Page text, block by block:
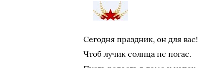
Сегодня праздник, он для вас!
Чтоб лучик солнца не погас.